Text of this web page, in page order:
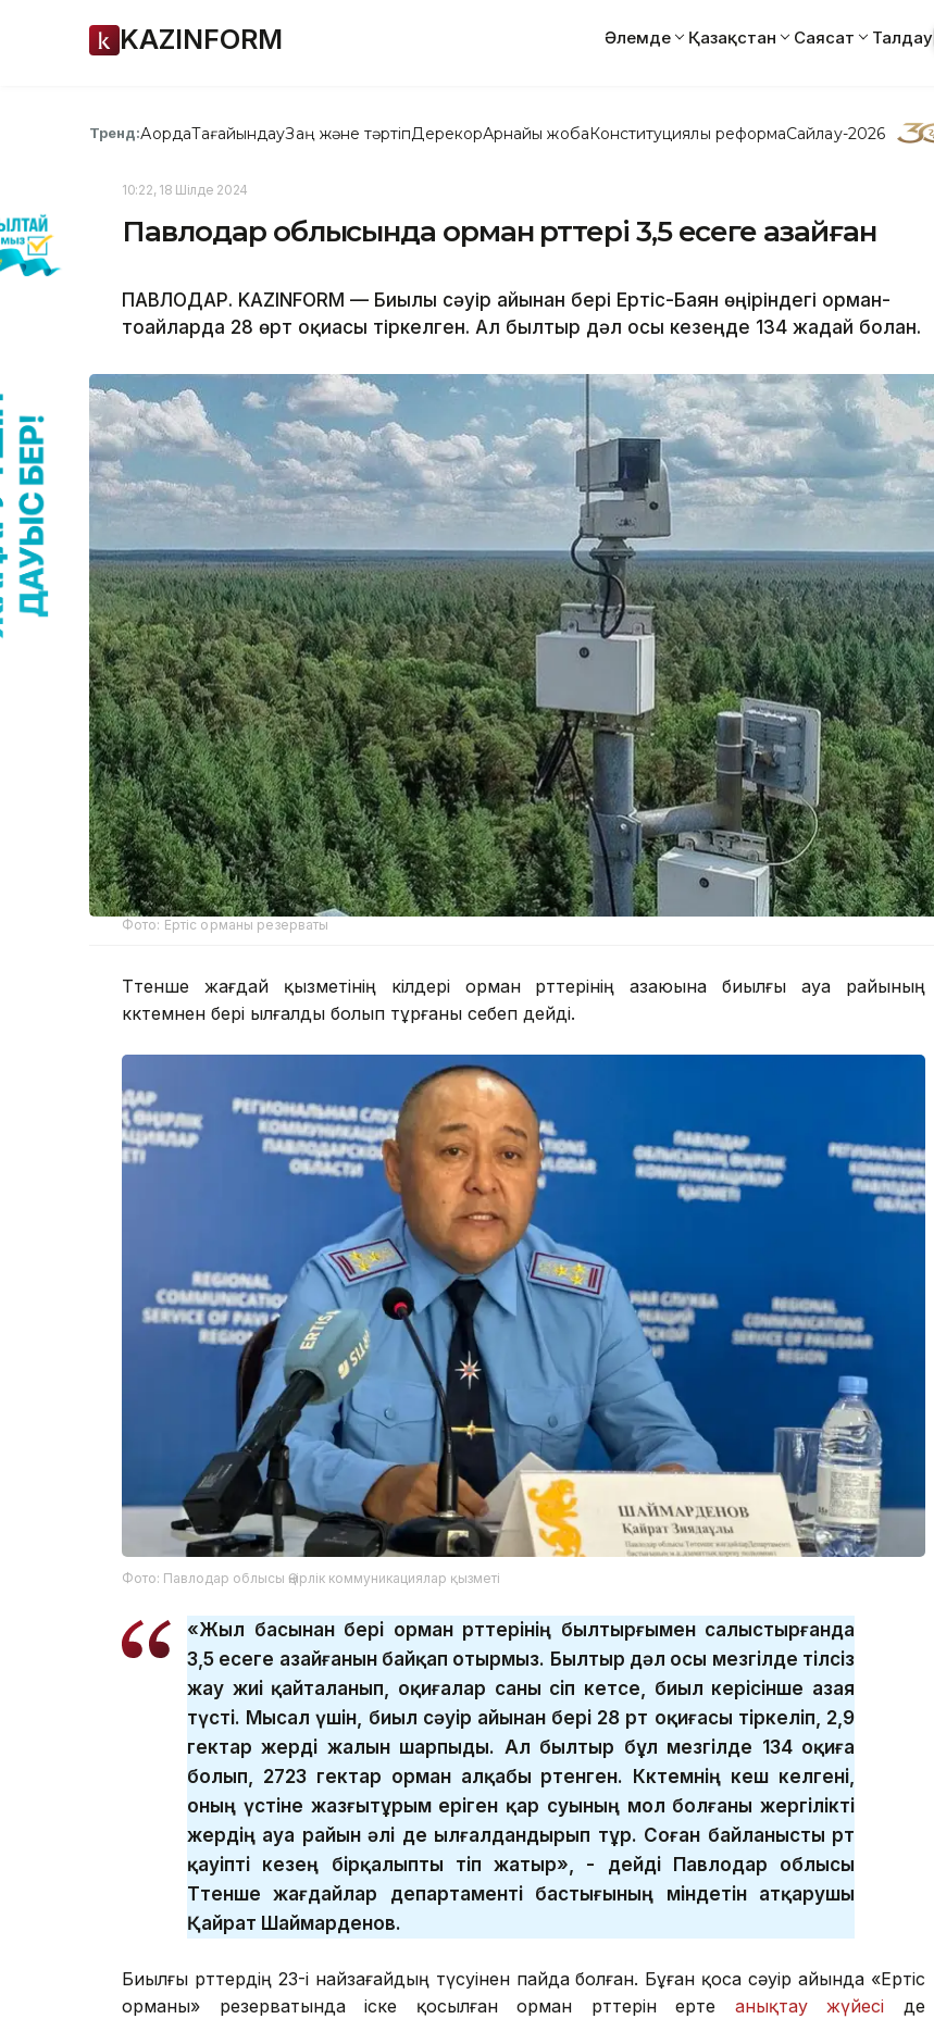
KAZINFORM Әлемде Қазақстан Саясат Талдау
Тренд:АқордаТағайындауЗаң және тәртіпДерекқорАрнайы жобаКонституциялық реформаСайлау-2026
10:22, 18 Шілде 2024
Павлодар облысында орман өрттері 3,5 есеге азайған
ПАВЛОДАР. KAZINFORM — Биылғы сәуір айынан бері Ертіс-Баян өңіріндегі орман-
тоғайларда 28 өрт оқиғасы тіркелген. Ал былтыр дәл осы кезеңде 134 жағдай болған.
Фото: Ертіс орманы резерваты
Төтенше жағдай қызметінің өкілдері орман өрттерінің азаюына биылғы ауа райының
көктемнен бері ылғалды болып тұрғаны себеп дейді.
Фото: Павлодар облысы Өңірлік коммуникациялар қызметі
«Жыл басынан бері орман өрттерінің былтырғымен салыстырғанда
3,5 есеге азайғанын байқап отырмыз. Былтыр дәл осы мезгілде тілсіз
жау жиі қайталанып, оқиғалар саны өсіп кетсе, биыл керісінше азая
түсті. Мысал үшін, биыл сәуір айынан бері 28 өрт оқиғасы тіркеліп, 2,9
гектар жерді жалын шарпыды. Ал былтыр бұл мезгілде 134 оқиға
болып, 2723 гектар орман алқабы өртенген. Көктемнің кеш келгені,
оның үстіне жазғытұрым еріген қар суының мол болғаны жергілікті
жердің ауа райын әлі де ылғалдандырып тұр. Соған байланысты өрт
қауіпті кезең бірқалыпты өтіп жатыр», - дейді Павлодар облысы
Төтенше жағдайлар департаменті бастығының міндетін атқарушы
Қайрат Шаймарденов.
Биылғы өрттердің 23-і найзағайдың түсуінен пайда болған. Бұған қоса сәуір айында «Ертіс
орманы» резерватында іске қосылған орман өрттерін ерте анықтау жүйесі де